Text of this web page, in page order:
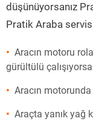
düşünüyorsanız
Pratik Araba
Aracın motoru
gürültülü çalışıyorsa
Aracın motorunda
Araçta yanık yağ